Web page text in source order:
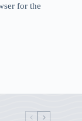
for the